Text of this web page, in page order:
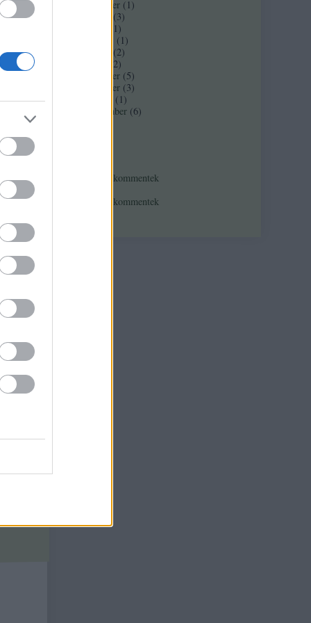
2017 november ( 1 )
(3)
1 )
( 1 )
(2)
2)
2015 december (5)
2015 november (3)
( 1 )
2015 szeptember (6)
kommentek
kommentek